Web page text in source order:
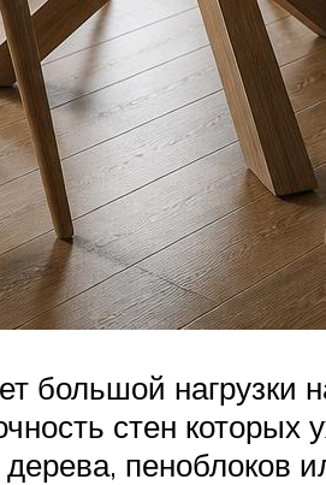
большой
стен
пеноблоков